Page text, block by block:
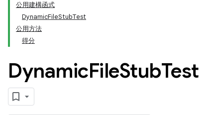
公用建構函式
DynamicFileStubTest
公用方法
得分
DynamicFileStubTest